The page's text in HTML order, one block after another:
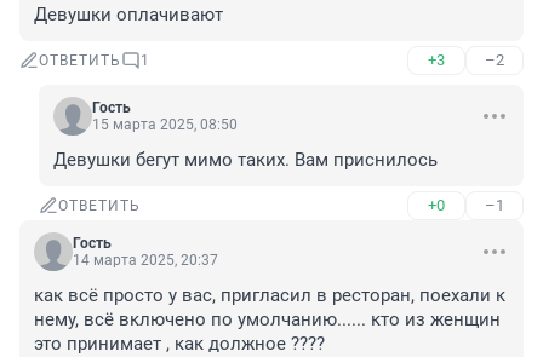
Девушки оплачивают
ОТВЕТИТЬ 1 +3 –2
Гость
15 марта 2025, 08:50
Девушки бегут мимо таких. Вам приснилось
ОТВЕТИТЬ +0 –1
Гость
14 марта 2025, 20:37
как всё просто у вас, пригласил в ресторан, поехали к
нему, всё включено по умолчанию...... кто из женщин
это принимает , как должное ????